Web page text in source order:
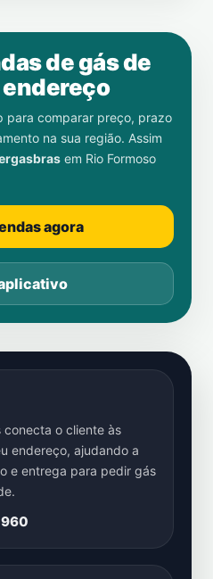
de gás de
para comparar preço, prazo
na sua região. Assim
em Rio Formoso
agora
conecta o cliente às
endereço, ajudando a
e entrega para pedir gás